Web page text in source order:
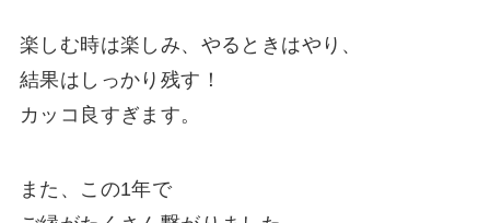
楽しむ時は楽しみ、やるときはやり、
結果はしっかり残す！
カッコ良すぎます。
また、この1年で